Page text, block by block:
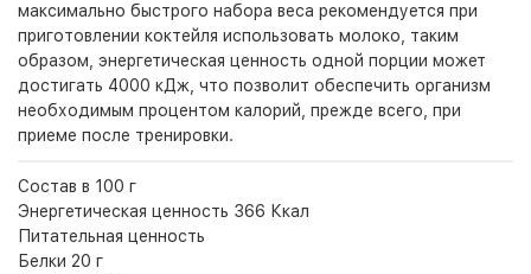
максимально быстрого набора веса рекомендуется при
приготовлении коктейля использовать молоко, таким
образом, энергетическая ценность одной порции может
достигать 4000 кДж, что позволит обеспечить организм
необходимым процентом калорий, прежде всего, при
приеме после тренировки.
Состав в 100 г
Энергетическая ценность 366 Ккал
Питательная ценность
Белки 20 г